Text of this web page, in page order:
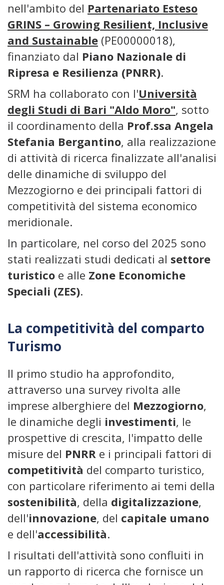
nell'ambito del Partenariato Esteso
GRINS – Growing Resilient, Inclusive
and Sustainable (PE00000018),
finanziato dal Piano Nazionale di
Ripresa e Resilienza (PNRR).
SRM ha collaborato con l'Università
degli Studi di Bari "Aldo Moro", sotto
il coordinamento della Prof.ssa Angela
Stefania Bergantino, alla realizzazione
di attività di ricerca finalizzate all'analisi
delle dinamiche di sviluppo del
Mezzogiorno e dei principali fattori di
competitività del sistema economico
meridionale.
In particolare, nel corso del 2025 sono
stati realizzati studi dedicati al settore
turistico e alle Zone Economiche
Speciali (ZES).
La competitività del comparto
Turismo
Il primo studio ha approfondito,
attraverso una survey rivolta alle
imprese alberghiere del Mezzogiorno,
le dinamiche degli investimenti, le
prospettive di crescita, l'impatto delle
misure del PNRR e i principali fattori di
competitività del comparto turistico,
con particolare riferimento ai temi della
sostenibilità, della digitalizzazione,
dell'innovazione, del capitale umano
e dell'accessibilità.
I risultati dell'attività sono confluiti in
un rapporto di ricerca che fornisce un